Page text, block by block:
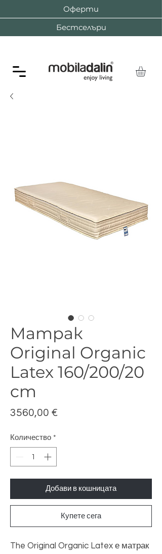
Оферти
Бестселъри
Матрак
Original Organic
Latex 160/200/20
cm
3560,00 €
Количество *
Добави в кошницата
Купете сега
The Original Organic Latex е матрак